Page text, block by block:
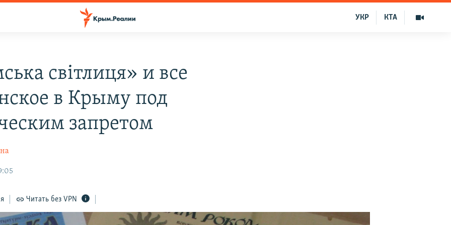
КТА
УКР
світлиця» и все
в Крыму под
запретом
Читать без VPN